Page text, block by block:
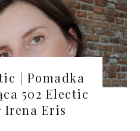
| Pomadka
502 Electic
Eris